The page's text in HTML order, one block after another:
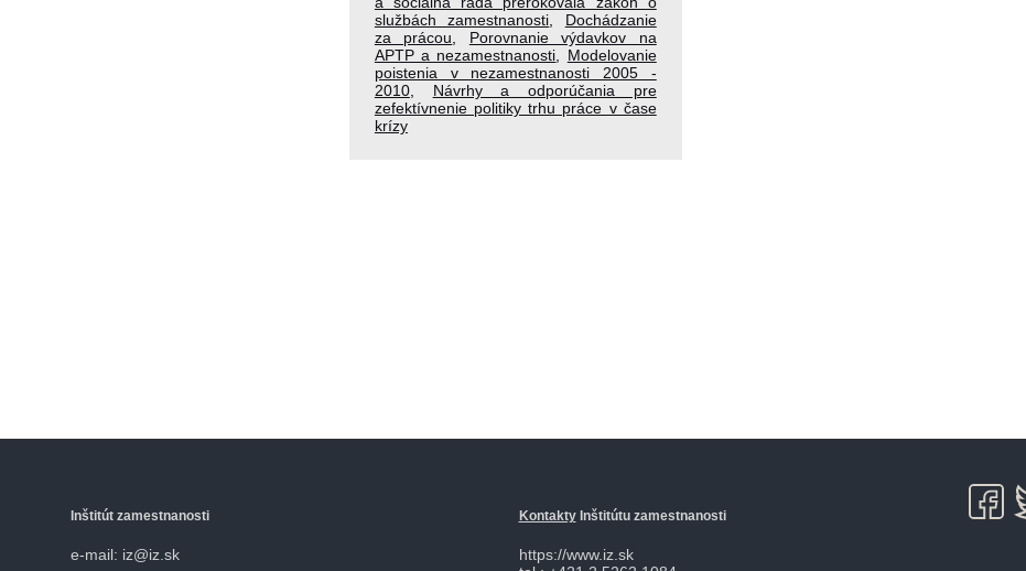
službách zamestnanosti, Dochádzanie
za prácou, Porovnanie výdavkov na
APTP a nezamestnanosti, Modelovanie
poistenia v nezamestnanosti 2005 -
2010, Návrhy a odporúčania pre
zefektívnenie politiky trhu práce v čase
krízy
Inštitút zamestnanosti
e-mail: iz@iz.sk
KontaktyInštitútu zamestnanosti
https://www.iz.sk